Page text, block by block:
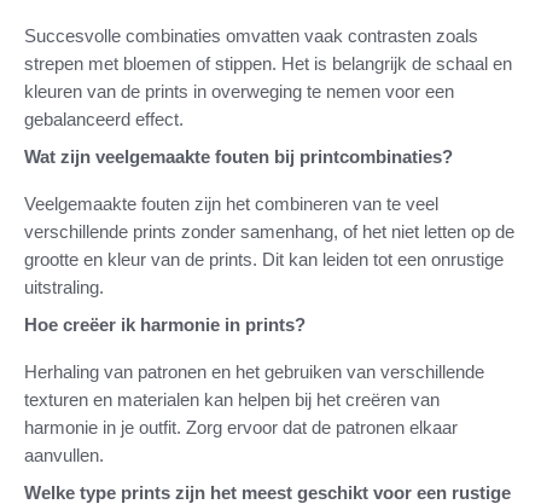
Succesvolle combinaties omvatten vaak contrasten zoals
strepen met bloemen of stippen. Het is belangrijk de schaal en
kleuren van de prints in overweging te nemen voor een
gebalanceerd effect.
Wat zijn veelgemaakte fouten bij printcombinaties?
Veelgemaakte fouten zijn het combineren van te veel
verschillende prints zonder samenhang, of het niet letten op de
grootte en kleur van de prints. Dit kan leiden tot een onrustige
uitstraling.
Hoe creëer ik harmonie in prints?
Herhaling van patronen en het gebruiken van verschillende
texturen en materialen kan helpen bij het creëren van
harmonie in je outfit. Zorg ervoor dat de patronen elkaar
aanvullen.
Welke type prints zijn het meest geschikt voor een rustige